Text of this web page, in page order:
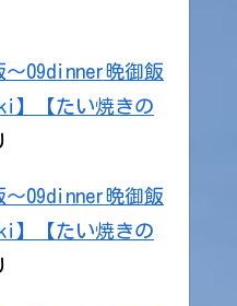
09dinner晩御飯
【たい焼きの
09dinner晩御飯
【たい焼きの